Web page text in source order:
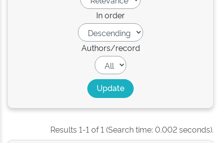
In order
Authors/record
Results 1-1 of 1 (Search time: 0.002 seconds).